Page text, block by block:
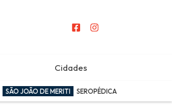
Cidades
SÃO JOÃO DE MERITI SEROPÉDICA